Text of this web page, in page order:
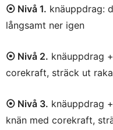
⦿ Nivå 1. knäuppdrag:
långsamt ner igen
⦿ Nivå 2. knäuppdrag
corekraft, sträck ut
⦿ Nivå 3. knäuppdrag
knän med corekraft,